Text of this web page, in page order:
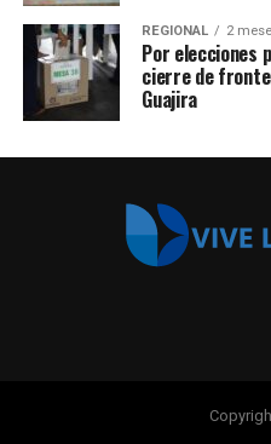
REGIONAL 2
Por elecciones
cierre de
Guajira